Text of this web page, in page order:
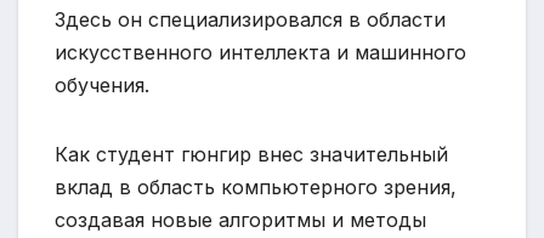
Здесь он специализировался в области
искусственного интеллекта и машинного
обучения.
Как студент гюнгир внес значительный
вклад в область компьютерного зрения,
создавая новые алгоритмы и методы